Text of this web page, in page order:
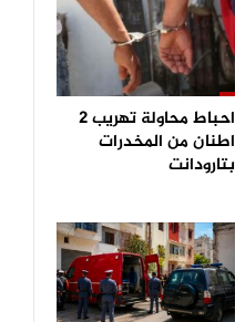
احباط محاولة تهريب 2
اطنان من المخدرات
بتارودانت